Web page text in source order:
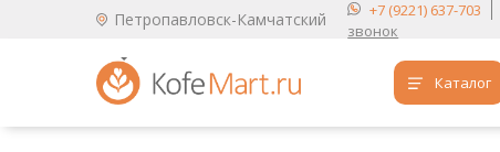
Петропавловск-Камчатский +7 (9221) 637-703
звонок
Каталог